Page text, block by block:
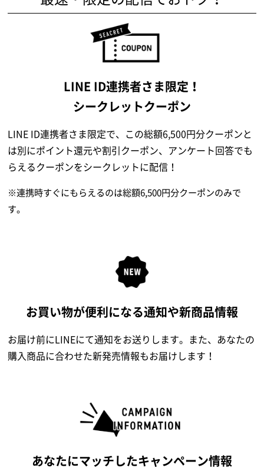
LINE ID連携者さま限定！
シークレットクーポン
LINE ID連携者さま限定で、この総額6,500円分クーポンと
は別にポイント還元や割引クーポン、アンケート回答でも
らえるクーポンをシークレットに配信！
※連携時すぐにもらえるのは総額6,500円分クーポンのみで
す。
お買い物が便利になる通知や新商品情報
お届け前にLINEにて通知をお送りします。また、あなたの
購入商品に合わせた新発売情報もお届けします！
あなたにマッチした キャンペーン情報